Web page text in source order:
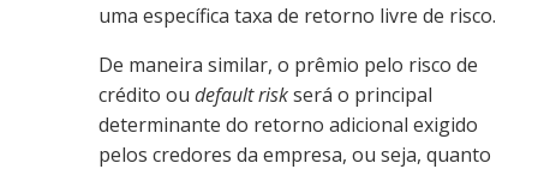
uma específica taxa de retorno livre de risco.
De maneira similar, o prêmio pelo risco de
crédito oudefault riskserá o principal
determinante do retorno adicional exigido
pelos credores da empresa, ou seja, quanto